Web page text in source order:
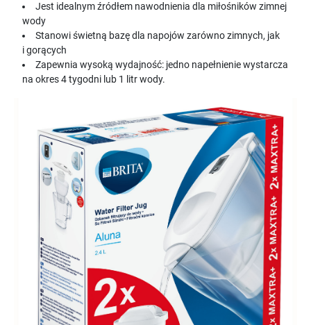
Jest idealnym źródłem nawodnienia dla miłośników zimnej
wody
Stanowi świetną bazę dla napojów zarówno zimnych, jak
i gorących
Zapewnia wysoką wydajność: jedno napełnienie wystarcza
na okres 4 tygodni lub 1 litr wody.